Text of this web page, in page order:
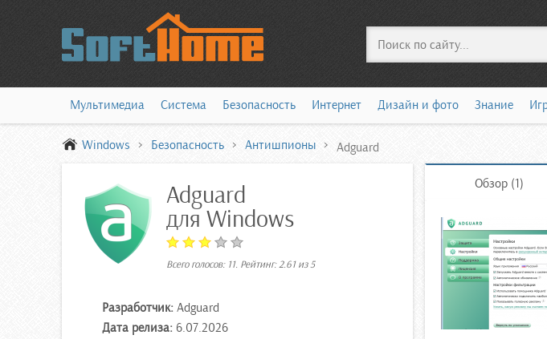
Поиск
Мультимедиа Система Безопасность Интернет Дизайн и фото Знание
Windows Безопасность Антишпионы Adguard
Adguard
для Windows
Всего голосов: 11. Рейтинг:2.61из5
Разработчик: Adguard
Дата релиза: 6.07.2026
Обзор (1)